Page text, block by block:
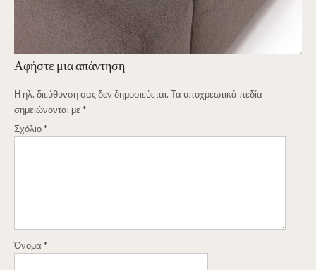
Αφήστε μια απάντηση
Η ηλ. διεύθυνση σας δεν δημοσιεύεται. Τα υποχρεωτικά πεδία
σημειώνονται με*
Σχόλιο*
Όνομα *